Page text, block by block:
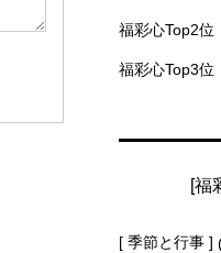
福彩心Top2位
福彩心Top3位
[福
[ 季節と行事 ]